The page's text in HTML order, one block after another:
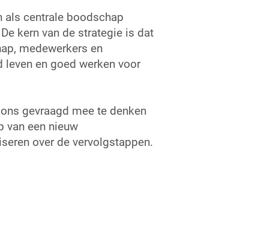
als centrale boodschap
kern van de strategie is dat
medewerkers en
en goed werken voor
gevraagd mee te denken
van een nieuw
over de vervolgstappen.